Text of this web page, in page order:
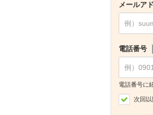
メールア
電話番号
電話番号に
次回